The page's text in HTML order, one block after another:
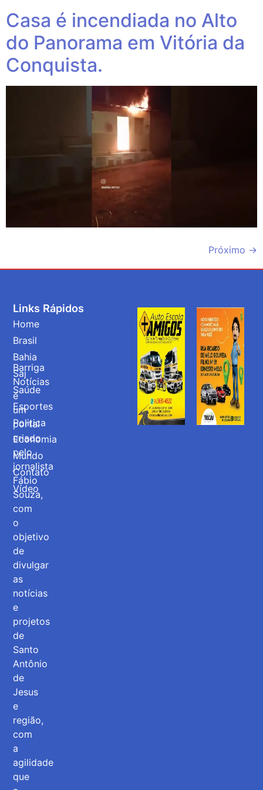
Casa é incendiada no Alto
do Panorama em Vitória da
Conquista.
Próximo →
Barriga
Notícias
é
um
portal
criado
pelo
jornalista
Fábio
Souza,
com
o
objetivo
de
divulgar
as
notícias
e
projetos
de
Santo
Antônio
de
Jesus
e
região,
com
a
agilidade
que
Links Rápidos
Home
Brasil
Bahia
Saj
Saúde
Esportes
Politica
Economia
Mundo
Contato
Vídeo